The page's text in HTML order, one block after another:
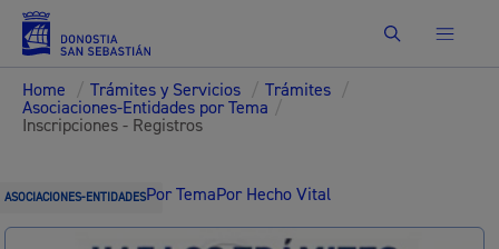
Buscar
Home / Trámites y Servicios / Trámites /
Asociaciones-Entidades por Tema /
Inscripciones - Registros
ASOCIACIONES-ENTIDADESPor TemaPor Hecho Vital